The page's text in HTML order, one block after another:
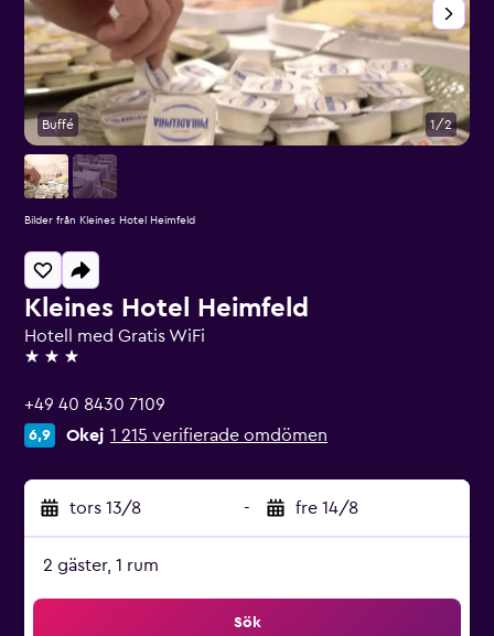
Kleines Hotel Heimfeld
Hotell med Gratis WiFi
3 stjärnor
+49 40 8430 7109
6,9 Okej 1 215 verifierade omdömen
tors 13/8 - fre 14/8
2 gäster, 1 rum
Sök
Buffé 1/2
Bilder från Kleines Hotel Heimfeld